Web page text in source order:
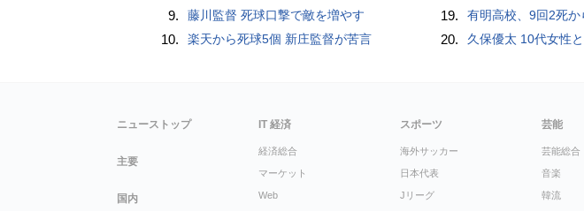
9. 藤川監督 死球口撃で敵を増やす
10. 楽天から死球5個 新庄監督が苦言
19. 有明高校、9回2死か
20. 久保優太 10代女性
ニューストップ
主要
国内
IT 経済
経済総合
マーケット
Web
スポーツ
海外サッカー
日本代表
Jリーグ
芸能
芸能総合
音楽
韓流